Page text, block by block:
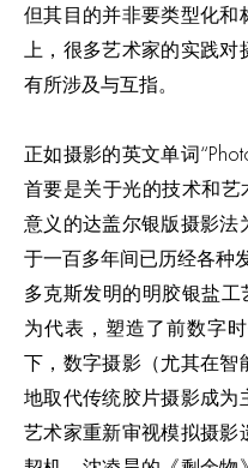
但其目的并非要类型化
上，很多艺术家的实践
有所涉及与互指。
正如摄影的英文单词
首要是关于光的技术和
意义的达盖尔银版摄影
于一百多年间已历经各种
多克斯发明的明胶银盐
为代表，塑造了前数字
下，数字摄影（尤其在
地取代传统胶片摄影成
艺术家重新审视模拟摄影